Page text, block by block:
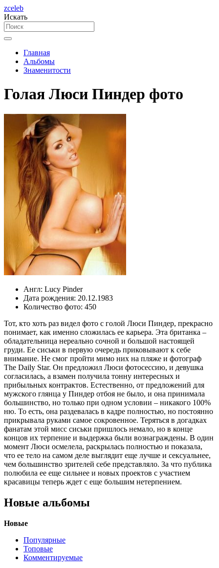
zceleb
Искать
Главная
Альбомы
Знаменитости
Голая Люси Пиндер фото
Англ: Lucy Pinder
Дата рождения: 20.12.1983
Количество фото: 450
Тот, кто хоть раз видел фото с голой Люси Пиндер, прекрасно
понимает, как именно сложилась ее карьера. Эта британка –
обладательница нереально сочной и большой настоящей
груди. Ее сиськи в первую очередь приковывают к себе
внимание. Не смог пройти мимо них на пляже и фотограф
The Daily Star. Он предложил Люси фотосессию, и девушка
согласилась, а взамен получила тонну интересных и
прибыльных контрактов. Естественно, от предложений для
мужского глянца у Пиндер отбоя не было, и она принимала
большинство, но только при одном условии – никакого 100%
ню. То есть, она раздевалась в кадре полностью, но постоянно
прикрывала руками самое сокровенное. Теряться в догадках
фанатам этой мисс сиськи пришлось немало, но в конце
концов их терпение и выдержка были вознаграждены. В один
момент Люси осмелела, раскрылась полностью и показала,
что ее тело на самом деле выглядит еще лучше и сексуальнее,
чем большинство зрителей себе представляло. За что публика
полюбила ее еще сильнее и новых проектов с участием
красавицы теперь ждет с еще большим нетерпением.
Новые альбомы
Новые
Популярные
Топовые
Комментируемые